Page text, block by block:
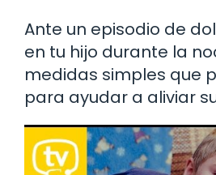
Ante un episodio de
en tu hijo durante la
medidas simples que
para ayudar a aliviar